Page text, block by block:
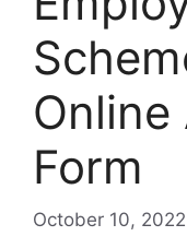
Form
October 10, 2022